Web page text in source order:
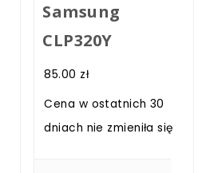
Samsung
CLP320Y
85.00 zł
Cena w ostatnich 30
dniach nie zmieniła się